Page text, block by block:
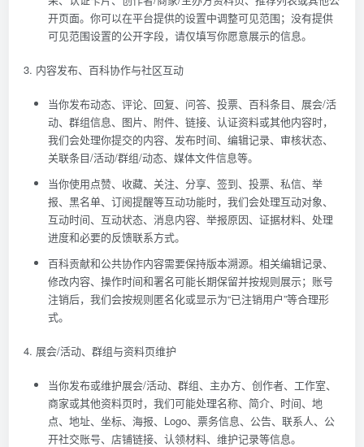
开页面。你可以在平台提供的设置中调整可见范围；没有提供
可见范围设置的公开字段，请仅填写你愿意展示的信息。
3. 内容发布、百科协作与社区互动
当你发布动态、评论、回复、问答、投票、百科条目、展会/活
动、群组信息、图片、附件、链接、认证资料或其他内容时，
我们会处理你提交的内容、发布时间、编辑记录、审核状态、
关联条目/活动/群组/动态、媒体文件信息等。
当你使用点赞、收藏、关注、分享、签到、投票、私信、举
报、黑名单、订阅提醒等互动功能时，我们会处理互动对象、
互动时间、互动状态、消息内容、举报原因、证据材料、处理
进度和必要的反馈联系方式。
百科贡献和公共协作内容需要保持版本溯源。相关编辑记录、
修改内容、操作时间和署名可能长期保留并按规则展示；账号
注销后，我们会按规则匿名化或显示为“已注销用户”等合理形
式。
4. 展会/活动、群组与资料页维护
当你发布或维护展会/活动、群组、主办方、创作者、工作室、
商家或其他资料页时，我们可能处理名称、简介、时间、地
点、地址、坐标、海报、Logo、票务信息、公告、联系人、公
开社交账号、店铺链接、认领材料、维护记录等信息。